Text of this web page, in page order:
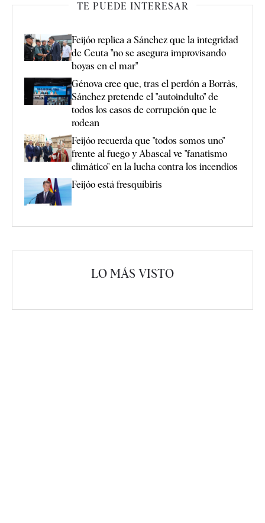
TE PUEDE INTERESAR
Feijóo replica a Sánchez que la integridad
de Ceuta "no se asegura improvisando
boyas en el mar"
Génova cree que, tras el perdón a Borràs,
Sánchez pretende el "autoindulto" de
todos los casos de corrupción que le
rodean
Feijóo recuerda que "todos somos uno"
frente al fuego y Abascal ve "fanatismo
climático" en la lucha contra los incendios
Feijóo está fresquíbiris
LO MÁS VISTO